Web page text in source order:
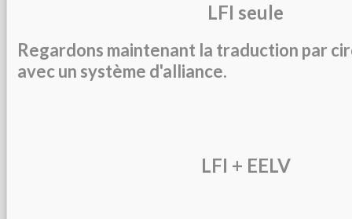
LFI seule
Regardons maintenant la traduction par
avec un système d'alliance.
LFI + EELV